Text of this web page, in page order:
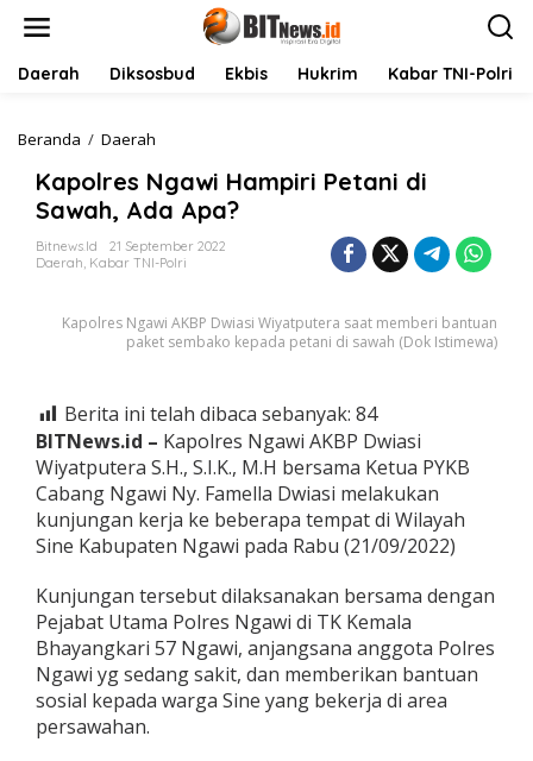
Daerah Diksosbud Ekbis Hukrim Kabar TNI-Polri
Beranda / Daerah
p
o
l
r
e
g
a
H
a
m
p
i
r
i
e
t
a
n
i
d
Kapolres Ngawi Hampiri Petani di
Sawah, Ada Apa?
Bitnews.id
21 September 2022
Daerah, Kabar TNI-Polri
Kapolres Ngawi AKBP Dwiasi Wiyatputera saat memberi bantuan
paket sembako kepada petani di sawah (Dok Istimewa)
Berita ini telah dibaca sebanyak: 84
BITNews.id – Kapolres Ngawi AKBP Dwiasi
Wiyatputera S.H., S.I.K., M.H bersama Ketua PYKB
Cabang Ngawi Ny. Famella Dwiasi melakukan
kunjungan kerja ke beberapa tempat di Wilayah
Sine Kabupaten Ngawi pada Rabu (21/09/2022)
Kunjungan tersebut dilaksanakan bersama dengan
Pejabat Utama Polres Ngawi di TK Kemala
Bhayangkari 57 Ngawi, anjangsana anggota Polres
Ngawi yg sedang sakit, dan memberikan bantuan
sosial kepada warga Sine yang bekerja di area
persawahan.